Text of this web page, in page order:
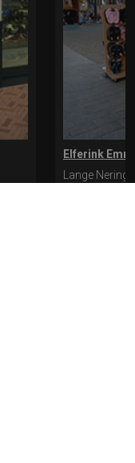
Elferink
Lange Nering